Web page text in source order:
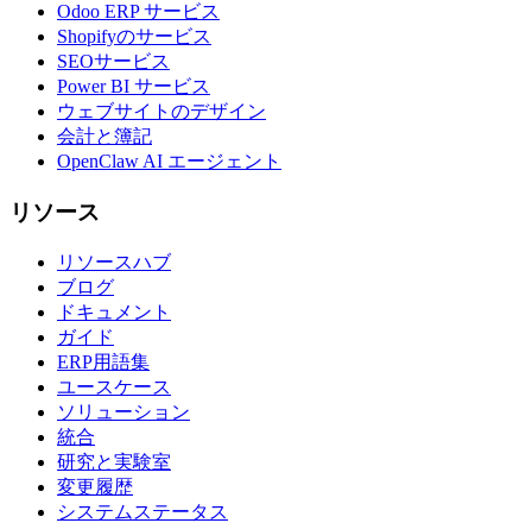
Odoo ERP サービス
Shopifyのサービス
SEOサービス
Power BI サービス
ウェブサイトのデザイン
会計と簿記
OpenClaw AI エージェント
リソース
リソースハブ
ブログ
ドキュメント
ガイド
ERP用語集
ユースケース
ソリューション
統合
研究と実験室
変更履歴
システムステータス